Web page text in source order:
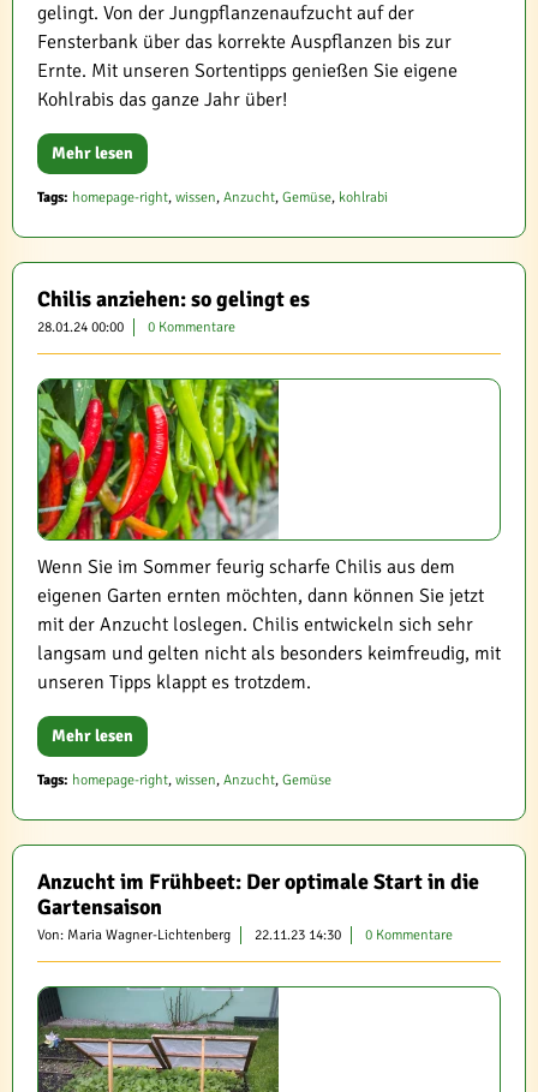
gelingt. Von der Jungpflanzenaufzucht auf der
Fensterbank über das korrekte Auspflanzen bis zur
Ernte. Mit unseren Sortentipps genießen Sie eigene
Kohlrabis das ganze Jahr über!
Mehr lesen
Tags: homepage-right, wissen, Anzucht, Gemüse, kohlrabi
Chilis anziehen: so gelingt es
28.01.24 00:00 0 Kommentare
Wenn Sie im Sommer feurig scharfe Chilis aus dem
eigenen Garten ernten möchten, dann können Sie jetzt
mit der Anzucht loslegen. Chilis entwickeln sich sehr
langsam und gelten nicht als besonders keimfreudig, mit
unseren Tipps klappt es trotzdem.
Mehr lesen
Tags: homepage-right, wissen, Anzucht, Gemüse
Anzucht im Frühbeet: Der optimale Start in die
Gartensaison
Von: Maria Wagner-Lichtenberg 22.11.23 14:30 0 Kommentare